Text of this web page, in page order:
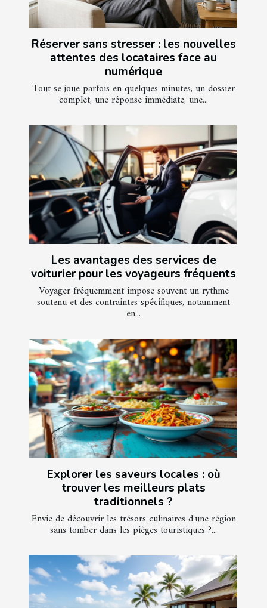
Réserver sans stresser : les nouvelles
attentes des locataires face au
numérique
Tout se joue parfois en quelques minutes, un dossier
complet, une réponse immédiate, une...
Les avantages des services de
voiturier pour les voyageurs fréquents
Voyager fréquemment impose souvent un rythme
soutenu et des contraintes spécifiques, notamment
en...
Explorer les saveurs locales : où
trouver les meilleurs plats
traditionnels ?
Envie de découvrir les trésors culinaires d'une région
sans tomber dans les pièges touristiques ?...